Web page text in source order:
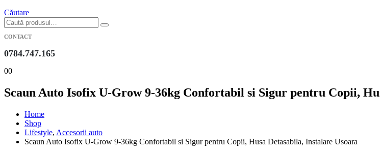
Căutare
CONTACT
0784.747.165
00
Scaun Auto Isofix U-Grow 9-36kg Confortabil si Sigur pentru Copii,
Home
Shop
Lifestyle, Accesorii auto
Scaun Auto Isofix U-Grow 9-36kg Confortabil si Sigur pentru Copii, Husa Detasabila, Instalare Usoara